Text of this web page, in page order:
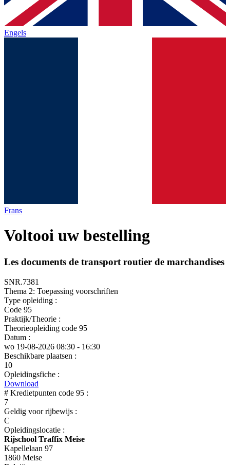
Engels
Frans
Voltooi uw bestelling
Les documents de transport routier de marchandises
SNR.7381
Thema 2: Toepassing voorschriften
Type opleiding :
Code 95
Praktijk/Theorie :
Theorieopleiding code 95
Datum :
wo 19-08-2026 08:30 - 16:30
Beschikbare plaatsen :
10
Opleidingsfiche :
Download
# Kredietpunten code 95 :
7
Geldig voor rijbewijs :
C
Opleidingslocatie :
Rijschool Traffix Meise
Kapellelaan 97
1860 Meise